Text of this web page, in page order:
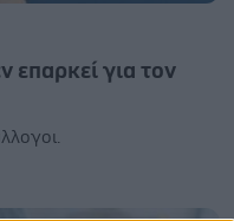
επαρκεί για τον